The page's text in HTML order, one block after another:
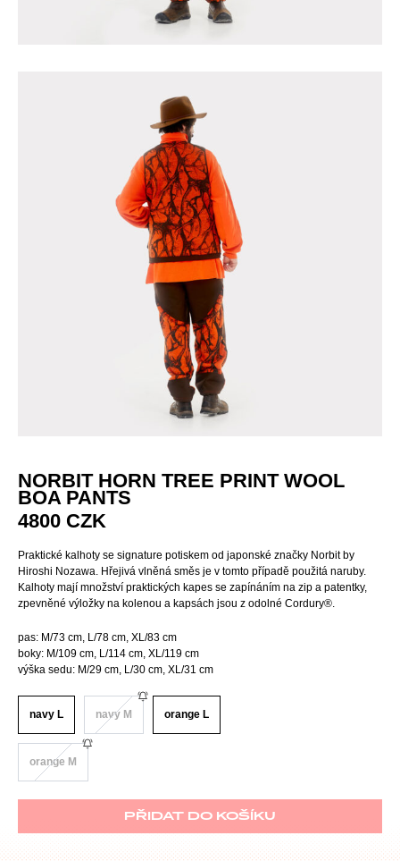
NORBIT HORN TREE PRINT WOOL
BOA PANTS
4800 CZK
Praktické kalhoty se signature potiskem od japonské značky Norbit by
Hiroshi Nozawa. Hřejivá vlněná směs je v tomto případě použitá naruby.
Kalhoty mají množství praktických kapes se zapínáním na zip a patentky,
zpevněné výložky na kolenou a kapsách jsou z odolné Cordury®.
pas: M/73 cm, L/78 cm, XL/83 cm
boky: M/109 cm, L/114 cm, XL/119 cm
výška sedu: M/29 cm, L/30 cm, XL/31 cm
navy L navy M orange L
orange M
PŘIDAT DO KOŠÍKU